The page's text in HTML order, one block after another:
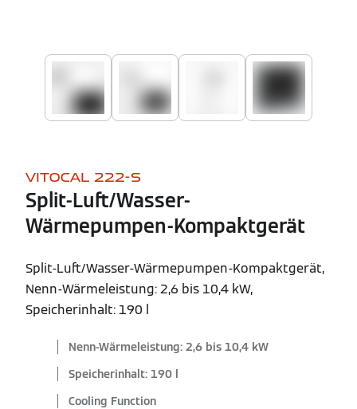
VITOCAL 222-S
Split-Luft/Wasser-
Wärmepumpen-Kompaktgerät
Split-Luft/Wasser-Wärmepumpen-Kompaktgerät,
Nenn-Wärmeleistung: 2,6 bis 10,4 kW,
Speicherinhalt: 190 l
Nenn-Wärmeleistung: 2,6 bis 10,4 kW
Speicherinhalt: 190 l
Cooling Function